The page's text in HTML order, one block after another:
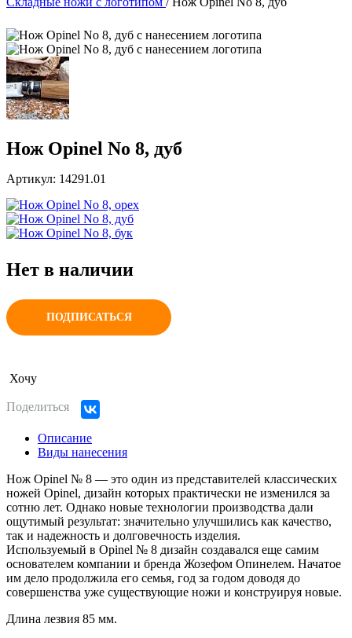
Нож Opinel No 8, дуб
Артикул: 14291.01
Нет в наличии
ПОДПИСАТЬСЯ
Хочу
Поделиться
Описание
Виды нанесения
Нож Opinel № 8 — это один из представителей классических
ножей Opinel, дизайн которых практически не изменился за
сотню лет. Однако новые технологии производства дали
ощутимый результат: значительно улучшились как качество,
так и надежность и долговечность изделия.
Используемый в Opinel № 8 дизайн создавался еще самим
основателем компании и бренда Жозефом Опинелем. Начатое
им дело продолжила его семья, год за годом доводя до
совершенства уже существующие ножи и конструируя новые.
Длина лезвия 85 мм.